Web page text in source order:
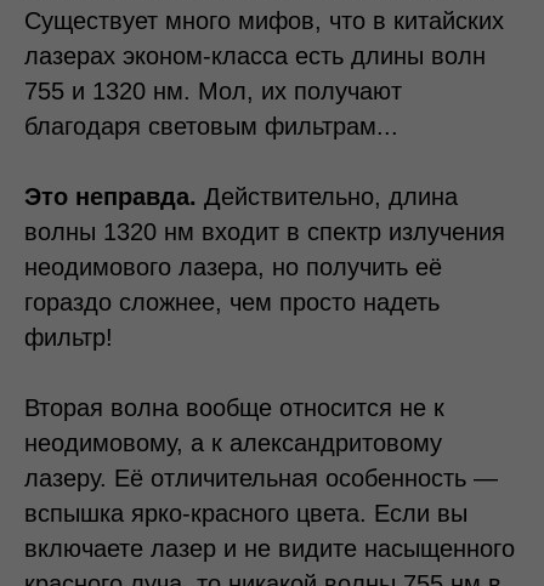
Существует много мифов, что в китайских
лазерах эконом-класса есть длины волн
755 и 1320 нм. Мол, их получают
благодаря световым фильтрам...
Это неправда. Действительно, длина
волны 1320 нм входит в спектр излучения
неодимового лазера, но получить её
гораздо сложнее, чем просто надеть
фильтр!
Вторая волна вообще относится не к
неодимовому, а к александритовому
лазеру. Её отличительная особенность —
вспышка ярко-красного цвета. Если вы
включаете лазер и не видите насыщенного